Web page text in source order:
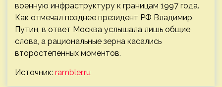
военную инфраструктуру к границам 1997 года.
Как отмечал позднее президент РФ Владимир
Путин, в ответ Москва услышала лишь общие
слова, а рациональные зерна касались
второстепенных моментов.
Источник: rambler.ru